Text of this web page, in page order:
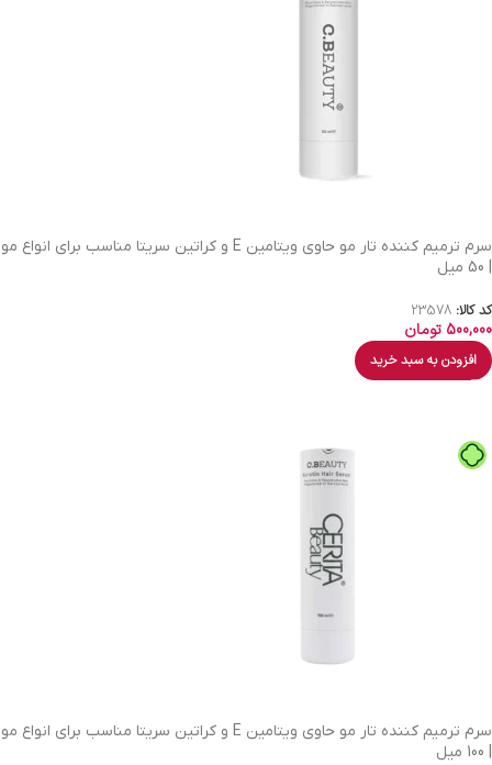
سرم ترمیم کننده تار مو حاوی ویتامین E و کراتین سریتا مناسب برای انواع مو
| 50 میل
کد کالا: 23578
500,000 تومان
افزودن به سبد خرید
سرم ترمیم کننده تار مو حاوی ویتامین E و کراتین سریتا مناسب برای انواع مو
| 100 میل